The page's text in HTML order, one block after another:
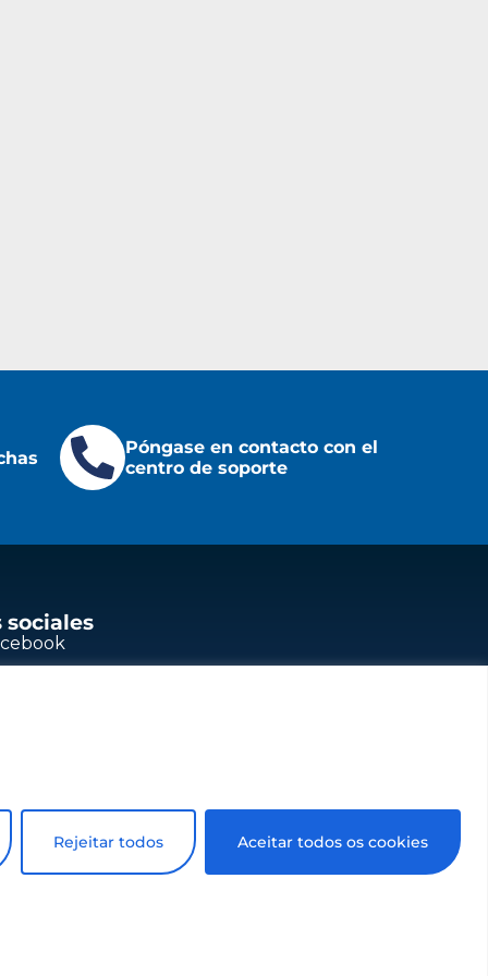
Rejeitar todos Aceitar todos os cookies
Póngase en contacto con el
centro de soporte
sociales
Todos los